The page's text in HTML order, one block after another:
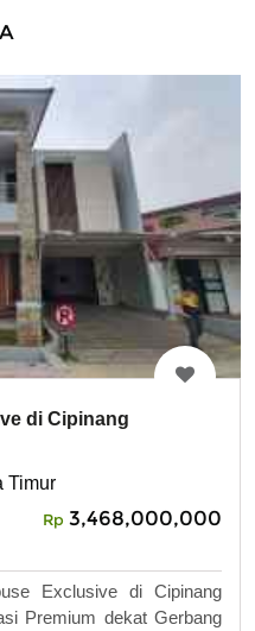
di Cipinang
Timur
Rp 3,468,000,000
Exclusive di Cipinang
Premium dekat Gerbang